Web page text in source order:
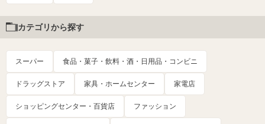
カテゴリから探す
スーパー 食品・菓子・飲料・酒・日用品・コンビニ
ドラッグストア 家具・ホームセンター 家電店
ショッピングセンター・百貨店 ファッション